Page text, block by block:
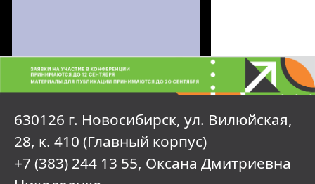
630126 г. Новосибирск, ул. Вилюйская,
28, к. 410 (Главный корпус)
+7 (383) 244 13 55, Оксана Дмитриевна